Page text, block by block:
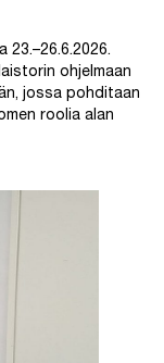
23.–26.6.2026.
ohjelmaan
jossa pohditaan
roolia alan